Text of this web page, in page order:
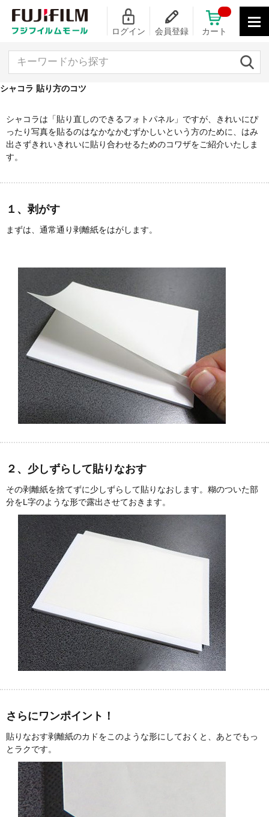
ログイン 会員登録
シャコラ 貼り方のコツ
シャコラは「貼り直しのできるフォトパネル」ですが、きれいにぴ
ったり写真を貼るのはなかなかむずかしいという方のために、はみ
出さずきれいきれいに貼り合わせるためのコワザをご紹介いたしま
す。
１、剥がす
まずは、通常通り剥離紙をはがします。
２、少しずらして貼りなおす
その剥離紙を捨てずに少しずらして貼りなおします。糊のついた部
分をL字のような形で露出させておきます。
さらにワンポイント！
貼りなおす剥離紙のカドをこのような形にしておくと、あとでもっ
とラクです。